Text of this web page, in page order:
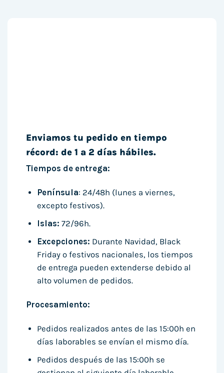
Enviamos tu pedido en tiempo
récord: de 1 a 2 días hábiles.
Tiempos de entrega:
Península: 24/48h (lunes a viernes,
excepto festivos).
Islas: 72/96h.
Excepciones: Durante Navidad, Black
Friday o festivos nacionales, los tiempos
de entrega pueden extenderse debido al
alto volumen de pedidos.
Procesamiento:
Pedidos realizados antes de las 15:00h en
días laborables se envían el mismo día.
Pedidos después de las 15:00h se